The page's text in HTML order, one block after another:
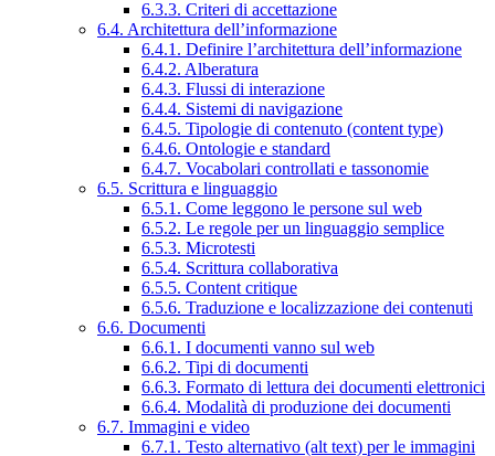
6.3.3. Criteri di accettazione
6.4. Architettura dell’informazione
6.4.1. Definire l’architettura dell’informazione
6.4.2. Alberatura
6.4.3. Flussi di interazione
6.4.4. Sistemi di navigazione
6.4.5. Tipologie di contenuto (content type)
6.4.6. Ontologie e standard
6.4.7. Vocabolari controllati e tassonomie
6.5. Scrittura e linguaggio
6.5.1. Come leggono le persone sul web
6.5.2. Le regole per un linguaggio semplice
6.5.3. Microtesti
6.5.4. Scrittura collaborativa
6.5.5. Content critique
6.5.6. Traduzione e localizzazione dei contenuti
6.6. Documenti
6.6.1. I documenti vanno sul web
6.6.2. Tipi di documenti
6.6.3. Formato di lettura dei documenti elettronici
6.6.4. Modalità di produzione dei documenti
6.7. Immagini e video
6.7.1. Testo alternativo (alt text) per le immagini